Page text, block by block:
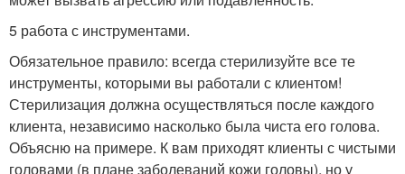
5 работа с инструментами.
Обязательное правило: всегда стерилизуйте все те
инструменты, которыми вы работали с клиентом!
Стерилизация должна осуществляться после каждого
клиента, независимо насколько была чиста его голова.
Объясню на примере. К вам приходят клиенты с чистыми
головами (в плане заболеваний кожи головы), но у